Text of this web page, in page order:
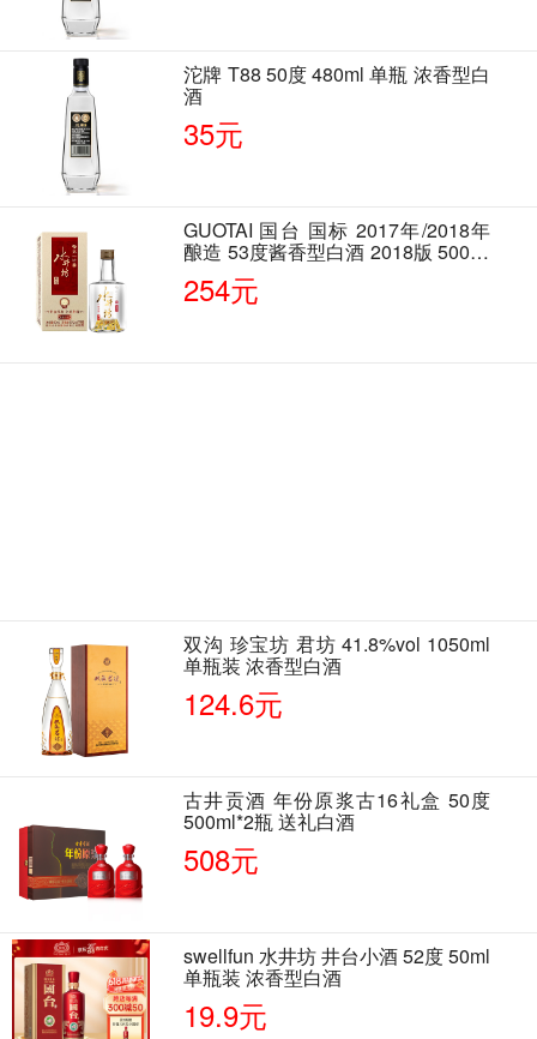
沱牌 T88 50度 480ml 单瓶 浓香型白
酒
35元
GUOTAI 国台 国标 2017年/2018年
酿造 53度酱香型白酒 2018版 500ml
单瓶装
254元
双沟 珍宝坊 君坊 41.8%vol 1050ml
单瓶装 浓香型白酒
124.6元
古井贡酒 年份原浆古16礼盒 50度
500ml*2瓶 送礼白酒
508元
swellfun 水井坊 井台小酒 52度 50ml
单瓶装 浓香型白酒
19.9元